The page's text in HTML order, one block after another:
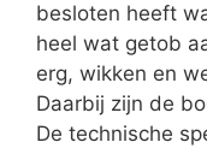
besloten heeft
heel wat getob
erg, wikken en
Daarbij zijn de
De technische